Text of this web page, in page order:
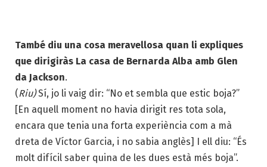
També diu una cosa meravellosa quan li expliques
que dirigiràs La casa de Bernarda Alba amb Glen
da Jackson.
(Riu)Sí, jo li vaig dir: “No et sembla que estic boja?”
[En aquell moment no havia dirigit res tota sola,
encara que tenia una forta experiència com a mà
dreta de Víctor Garcia, i no sabia anglès] I ell diu: “És
molt difícil saber quina de les dues està més boja”.